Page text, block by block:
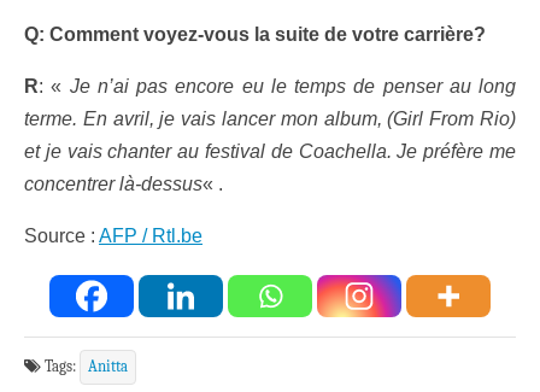
Q: Comment voyez-vous la suite de votre carrière?
R: « Je n’ai pas encore eu le temps de penser au long
terme. En avril, je vais lancer mon album, (Girl From Rio)
et je vais chanter au festival de Coachella. Je préfère me
concentrer là-dessus« .
Source : AFP / Rtl.be
Tags: Anitta